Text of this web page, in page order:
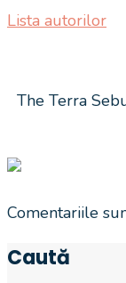
Lista autorilor
The Terra
Comentariile
Caută